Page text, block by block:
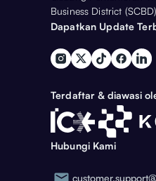
Business District
Dapatkan Update
Terdaftar & diawasi
Hubungi Kami